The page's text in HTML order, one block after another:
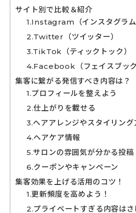
サイト別で比較＆紹介
1.Instagram（インスタグラム
2.Twitter（ツイッター）
3.TikTok（ティックトック）
4.Facebook（フェイスブック
集客に繋がる発信すべき内容は？
1.プロフィールを整えよう
2.仕上がりを載せる
3.ヘアアレンジやスタイリング
4.ヘアケア情報
5.サロンの雰囲気が分かる投稿
6.クーポンやキャンペーン
集客効果を上げる活用のコツ！
1.更新頻度を高めよう！
2.プライベートすぎる内容はさ